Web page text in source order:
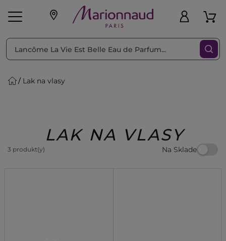
pleť Líčenie
Beauty
Lak na vlasy
LAK NA VLASY
3 produkt(y) Na Sklade
Triediť podľa Filtrovať